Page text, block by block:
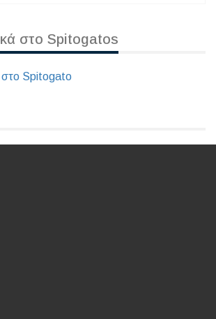
στο Spitogatos
στο Spitogato